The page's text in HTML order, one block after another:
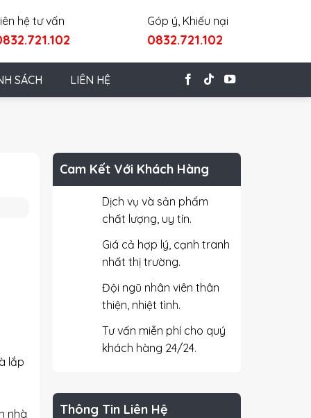
hệ tư vấn Góp ý, Khiếu nại
0832.721.102
SÁCH LIÊN HỆ
Cam Kết Với Khách Hàng
Dịch vụ và sản phẩm
chất lượng, uy tín.
Giá cả hợp lý, cạnh tranh
nhất thị trường.
Đội ngũ nhân viên thân
thiện, nhiệt tình.
Tư vấn miễn phí cho quý
khách hàng 24/24.
Thông Tin Liên Hệ
lắp
nhà